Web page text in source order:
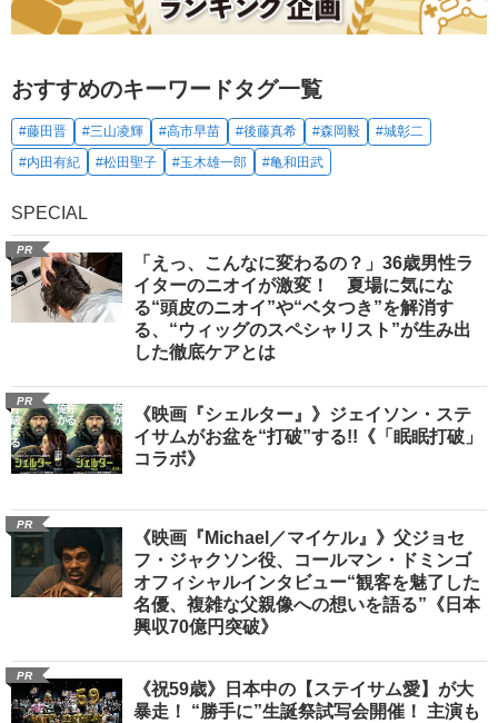
おすすめのキーワードタグ一覧
#藤田晋 #三山凌輝 #高市早苗 #後藤真希 #森岡毅
#城彰二
#内田有紀
#松田聖子 #玉木雄一郎 #亀和田武
SPECIAL
PR
「えっ、こんなに変わるの？」36歳男性ラ
イターのニオイが激変！ 夏場に気にな
る“頭皮のニオイ”や“ベタつき”を解消す
る、“ウィッグのスペシャリスト”が生み出
した徹底ケアとは
PR
《映画『シェルター』》ジェイソン・ステ
イサムがお盆を“打破”する!!《「眠眠打破」
コラボ》
PR
《映画『Michael／マイケル』》父ジョセ
フ・ジャクソン役、コールマン・ドミンゴ
オフィシャルインタビュー“観客を魅了した
名優、複雑な父親像への想いを語る”《日本
興収70億円突破》
PR
《祝59歳》日本中の【ステイサム愛】が大
暴走！ “勝手に”生誕祭試写会開催！ 主演も